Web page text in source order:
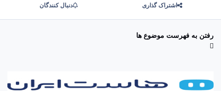
اشتراک گذاری دنبال کنندگان
رفتن به فهرست موضوع ها